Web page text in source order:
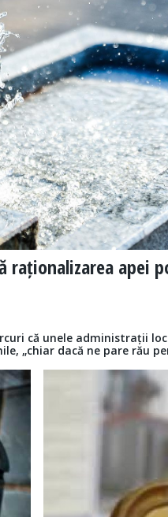
apei
că unele administrații
„chiar dacă ne pare rău